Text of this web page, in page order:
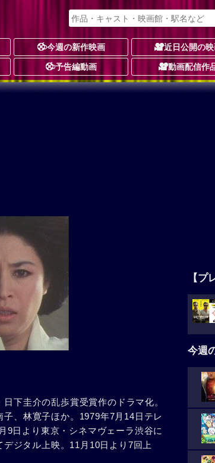
今週の新作映画 近日公開の
予告編動画 動画配信作
下圭介の乱歩賞受賞作のドラマ化。
、林寛子ほか。1979年7月14日テレ
9日より東京・シネマヴェーラ渋谷に
ジタル上映。11月10日より7回上
【プ
今週